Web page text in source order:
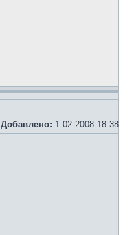
Добавлено: 1.02.2008 18:38